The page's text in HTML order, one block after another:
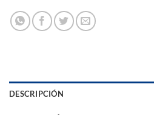
DESCRIPCIÓN